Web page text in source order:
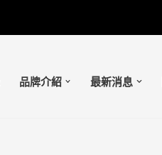
品牌介紹 最新消息